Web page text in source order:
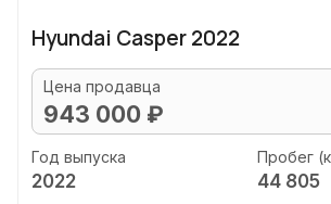
Hyundai Casper 2022
Цена продавца
943 000 ₽
Год выпуска
2022
Пробег
44 805